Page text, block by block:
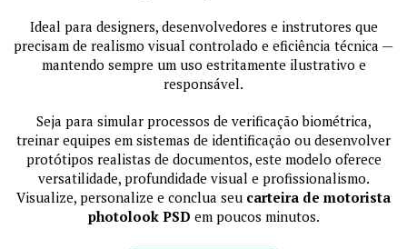
Ideal para designers, desenvolvedores e instrutores que
precisam de realismo visual controlado e eficiência técnica —
mantendo sempre um uso estritamente ilustrativo e
responsável.
Seja para simular processos de verificação biométrica,
treinar equipes em sistemas de identificação ou desenvolver
protótipos realistas de documentos, este modelo oferece
versatilidade, profundidade visual e profissionalismo.
Visualize, personalize e conclua seu carteira de motorista
photolook PSD em poucos minutos.